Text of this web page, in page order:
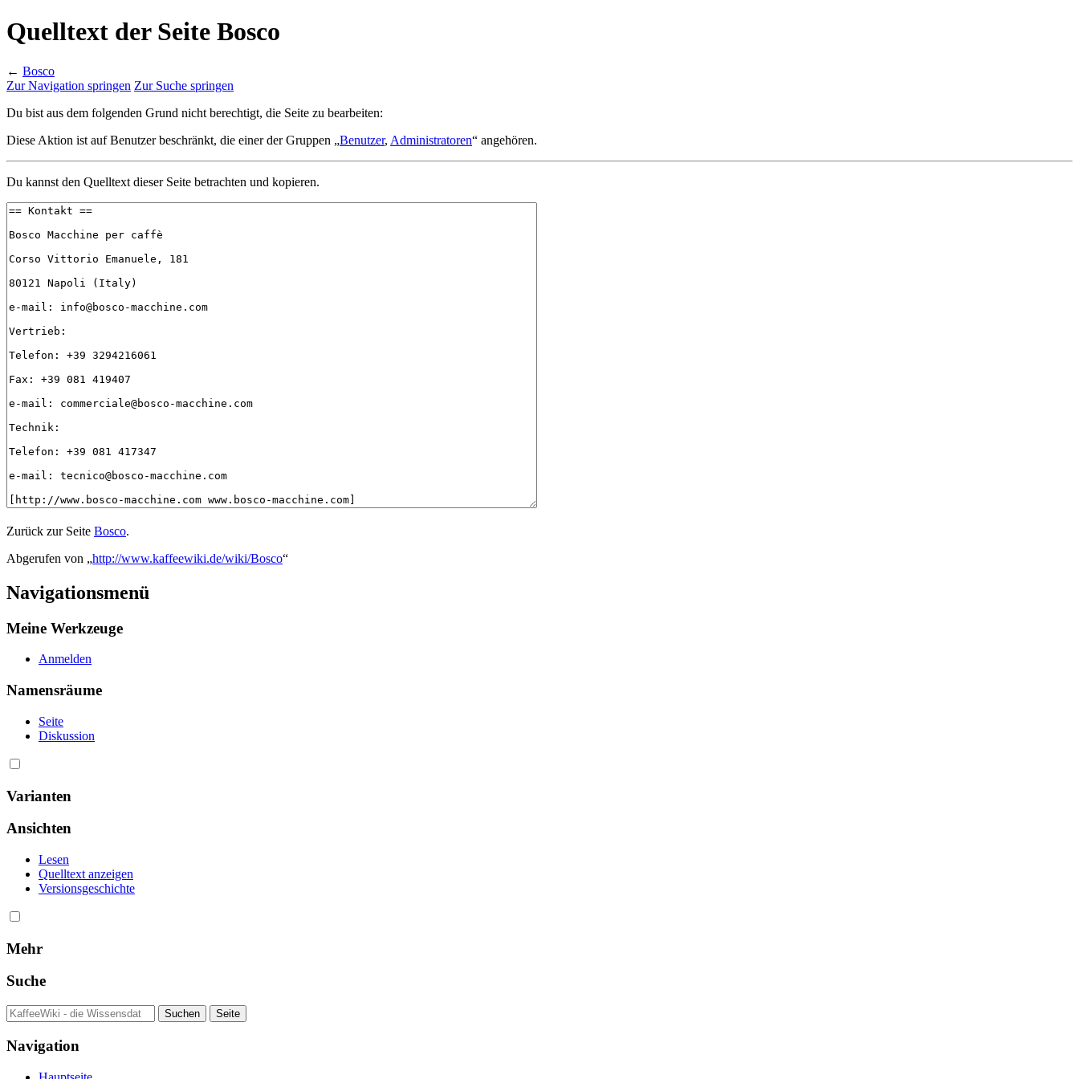
Quelltext der Seite Bosco
← Bosco
Zur Navigation springen Zur Suche springen
Du bist aus dem folgenden Grund nicht berechtigt, die Seite zu bearbeiten:
Diese Aktion ist auf Benutzer beschränkt, die einer der Gruppen „Benutzer, Administratoren“ angehören.
Du kannst den Quelltext dieser Seite betrachten und kopieren.
Zurück zur Seite Bosco.
Abgerufen von „http://www.kaffeewiki.de/wiki/Bosco“
Navigationsmenü
Meine Werkzeuge
Anmelden
Namensräume
Seite
Diskussion
Varianten
Ansichten
Lesen
Quelltext anzeigen
Versionsgeschichte
Mehr
Suche
Navigation